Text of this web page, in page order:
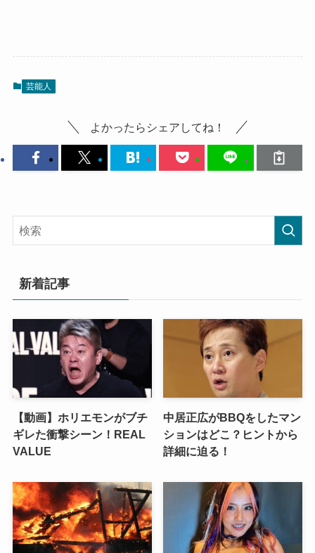
芸能人
よかったらシェアしてね！
新着記事
【動画】ホリエモンがブチ
ギレた衝撃シーン！REAL
VALUE
中居正広がBBQをしたマン
ションはどこ？ヒントから
詳細に迫る！